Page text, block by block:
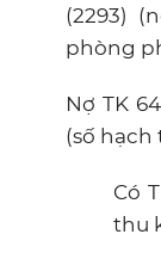
(2293)
phòng
Nợ TK
(số hạch
Có
thu